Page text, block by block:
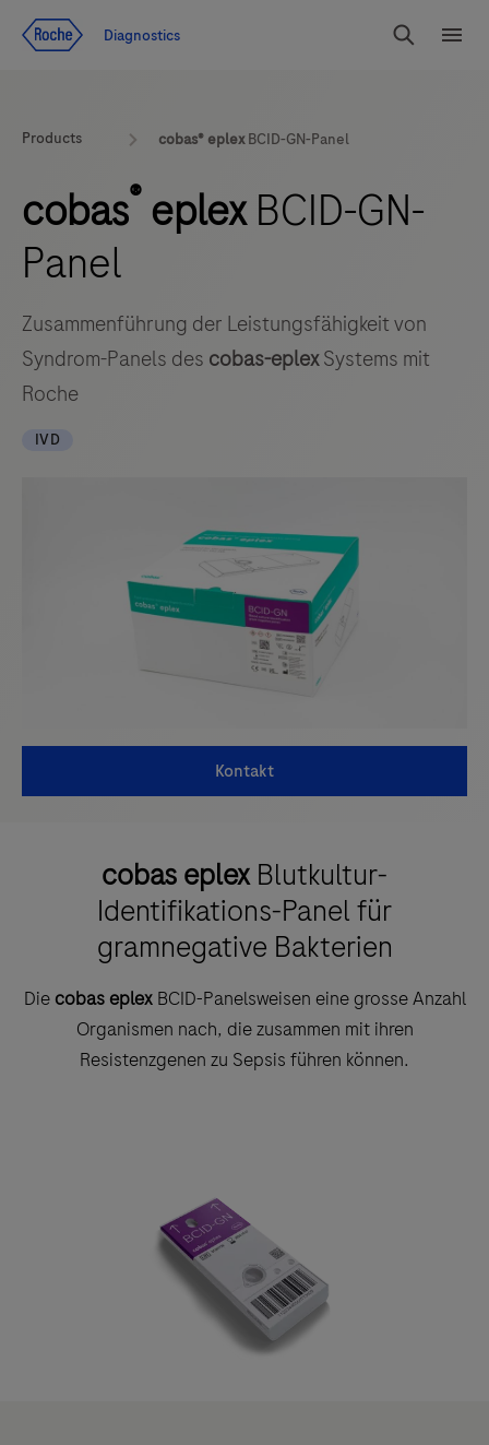
Diagnostics
Suchen
Products cobas® eplexBCID-GN-Panel
cobas® eplexBCID-GN-
Panel
Zusammenführung der Leistungsfähigkeit von
Syndrom-Panels des cobas-eplexSystems mit
Roche
IVD
Kontakt
cobas eplexBlutkultur-
Identifikations-Panel für
gramnegative Bakterien
Die cobas eplex BCID-Panelsweisen eine grosse Anzahl
Organismen nach, die zusammen mit ihren
Resistenzgenen zu Sepsis führen können.